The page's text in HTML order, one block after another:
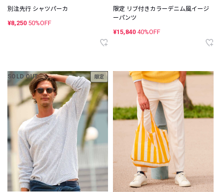
別注先行 シャツパーカ
¥8,250 50%OFF
限定 リブ付きカラーデニム風イージ
ーパンツ
¥15,840 40%OFF
SOLD OUT 限定